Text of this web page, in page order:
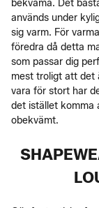
bekväma. Det
används under
sig varm. För
föredra då detta
som passar dig
mest troligt att det
vara för stort har
det istället komma
obekvämt.